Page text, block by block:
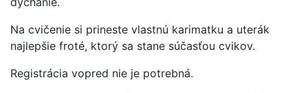
Na cvičenie si prineste vlastnú karimatku a uterák
najlepšie froté, ktorý sa stane súčasťou cvikov.
Registrácia vopred nie je potrebná.